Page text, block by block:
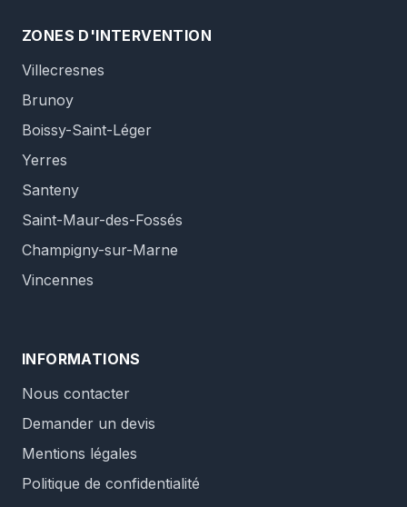
ZONES D'INTERVENTION
Villecresnes
Brunoy
Boissy-Saint-Léger
Yerres
Santeny
Saint-Maur-des-Fossés
Champigny-sur-Marne
Vincennes
INFORMATIONS
Nous contacter
Demander un devis
Mentions légales
Politique de confidentialité